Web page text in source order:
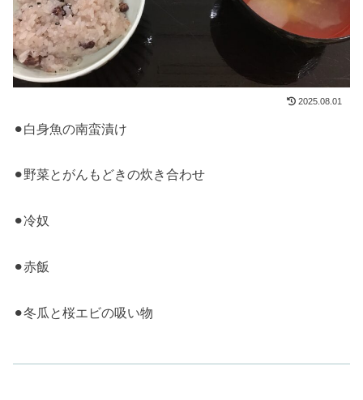
2025.08.01
⚫︎白身魚の南蛮漬け
⚫︎野菜とがんもどきの炊き合わせ
⚫︎冷奴
⚫︎赤飯
⚫︎冬瓜と桜エビの吸い物